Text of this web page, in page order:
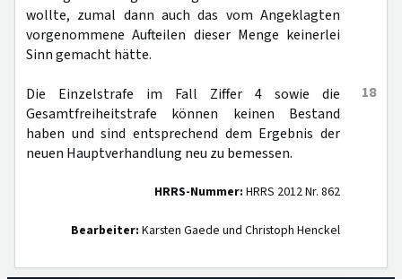
wollte, zumal dann auch das vom Angeklagten
vorgenommene Aufteilen dieser Menge keinerlei
Sinn gemacht hätte.
18
Die Einzelstrafe im Fall Ziffer 4 sowie die
Gesamtfreiheitstrafe können keinen Bestand
haben und sind entsprechend dem Ergebnis der
neuen Hauptverhandlung neu zu bemessen.
HRRS-Nummer: HRRS 2012 Nr. 862
Bearbeiter: Karsten Gaede und Christoph Henckel